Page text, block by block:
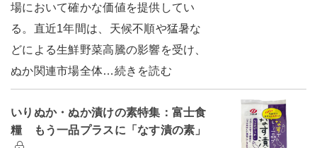
場において確かな価値を提供してい
る。直近1年間は、天候不順や猛暑な
どによる生鮮野菜高騰の影響を受け、
ぬか関連市場全体…続きを読む
いりぬか・ぬか漬けの素特集：富士食
糧 もう一品プラスに「なす漬の素」